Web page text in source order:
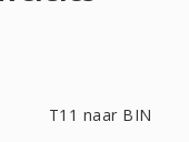
T11 naar BIN